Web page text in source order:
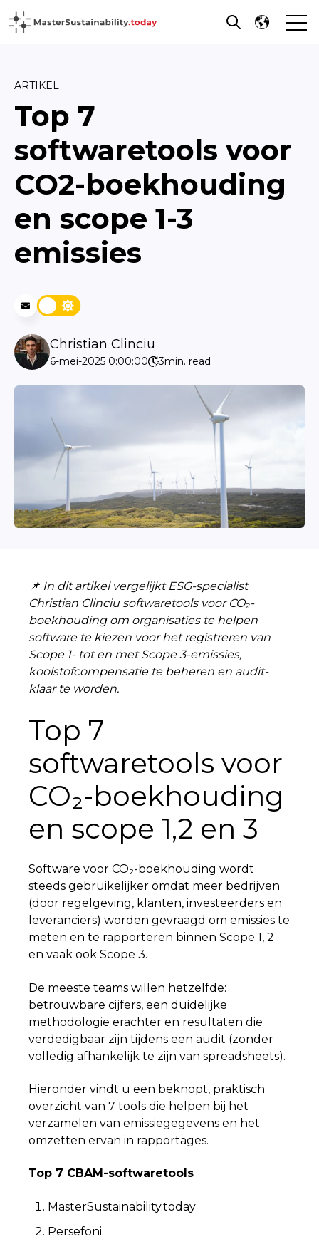
Open search
ARTIKEL
Top 7
softwaretools voor
CO2-boekhouding
en scope 1-3
emissies
Christian Clinciu
6-mei-2025 0:00:00 3min. read
📌 In dit artikel vergelijkt ESG-specialist
Christian Clinciu softwaretools voor CO₂-
boekhouding om organisaties te helpen
software te kiezen voor het registreren van
Scope 1- tot en met Scope 3-emissies,
koolstofcompensatie te beheren en audit-
klaar te worden.
Top 7
softwaretools voor
CO₂-boekhouding
en scope 1,2 en 3
Software voor CO₂-boekhouding wordt
steeds gebruikelijker omdat meer bedrijven
(door regelgeving, klanten, investeerders en
leveranciers) worden gevraagd om emissies te
meten en te rapporteren binnen Scope 1, 2
en vaak ook Scope 3.
De meeste teams willen hetzelfde:
betrouwbare cijfers, een duidelijke
methodologie erachter en resultaten die
verdedigbaar zijn tijdens een audit (zonder
volledig afhankelijk te zijn van spreadsheets).
Hieronder vindt u een beknopt, praktisch
overzicht van 7 tools die helpen bij het
verzamelen van emissiegegevens en het
omzetten ervan in rapportages.
Top 7 CBAM-softwaretools
MasterSustainability.today
Persefoni